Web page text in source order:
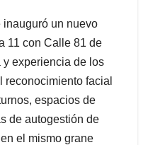
inauguró un nuevo
11 con Calle 81 de
y experiencia de los
facial
espacios de
de autogestión de
el mismo grane